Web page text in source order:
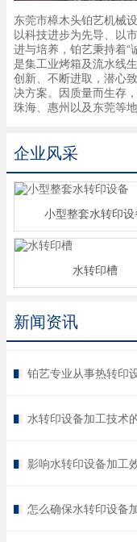
东莞市樟木头铂艺机械
以科技进步为先导、以
进与培养，铂艺秉持着“
是集工业烤箱及流水线
创新、不断进取，潜心
决方案。因质量而生存
珠海、惠州以及东莞等
企业风采
小型整套水转印设
水转印槽
新闻资讯
铂艺专业从事热转印
水转印设备加工技术
影响水转印设备加工
怎么确保水转印设备